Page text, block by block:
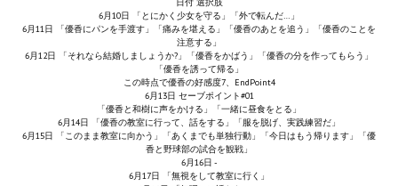
Работы Alexandra10
Apella CBBE SSE BodySlide (with Physics)
Apella 2.0 CBBE SSE BodySlide (with Physics)
Kitana CBBE SSE BodySlide (with Physics)
6月10日 「とにかく少女を守る」「外で転んだ…」
6月11日 「優香にパンを手渡す」「痛みを堪える」「優香のあとを追う」「優香のことを
注意する」
6月12日 「それなら結婚しましょうか?」「優香をかばう」「優香の分を作ってもらう」
「優香を誘って帰る」
この時点で優香の好感度7、EndPoint4
6月13日 セーブポイント#01
「優香と和樹に声をかける」「一緒に昼食をとる」
6月14日 「優香の教室に行って、話をする」「服を脱げ、実践練習だ」
6月15日 「このまま教室に向かう」「あくまでも単独行動」「今日はもう帰ります」「優
香と野球部の試合を観戦」
6月16日 -
6月17日 「無視をして教室に行く」